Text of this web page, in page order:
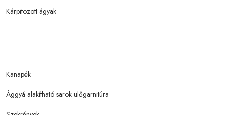
Kárpitozott ágyak
Kanapék
Ággyá alakítható sarok ülőgarnitúra